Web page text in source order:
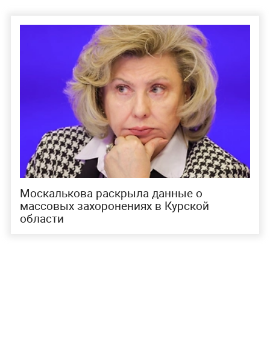
Москалькова раскрыла данные о
массовых захоронениях в Курской
области